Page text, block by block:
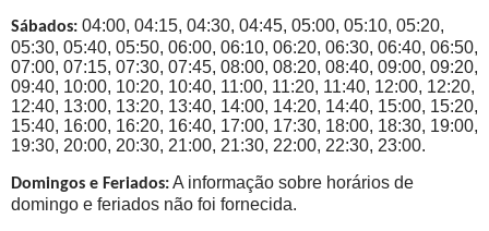
Sábados: 04:00, 04:15, 04:30, 04:45, 05:00, 05:10, 05:20,
05:30, 05:40, 05:50, 06:00, 06:10, 06:20, 06:30, 06:40, 06:50,
07:00, 07:15, 07:30, 07:45, 08:00, 08:20, 08:40, 09:00, 09:20,
09:40, 10:00, 10:20, 10:40, 11:00, 11:20, 11:40, 12:00, 12:20,
12:40, 13:00, 13:20, 13:40, 14:00, 14:20, 14:40, 15:00, 15:20,
15:40, 16:00, 16:20, 16:40, 17:00, 17:30, 18:00, 18:30, 19:00,
19:30, 20:00, 20:30, 21:00, 21:30, 22:00, 22:30, 23:00.
Domingos e Feriados:A informação sobre horários de
domingo e feriados não foi fornecida.